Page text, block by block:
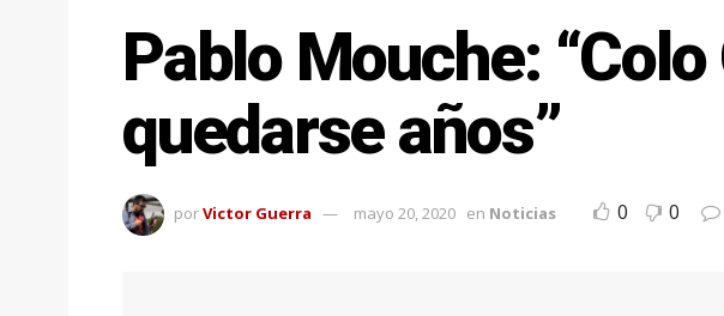
Pablo Mouche:
quedarse años”
porVictor Guerra mayo 20, 2020 en Noticias 0 0